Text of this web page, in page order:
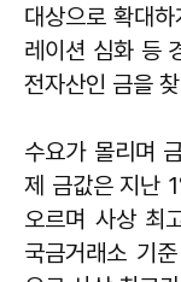
대상으로 확대
레이션 심화 등
전자산인 금을
수요가 몰리며
제 금값은 지난
오르며 사상 최
국금거래소 기